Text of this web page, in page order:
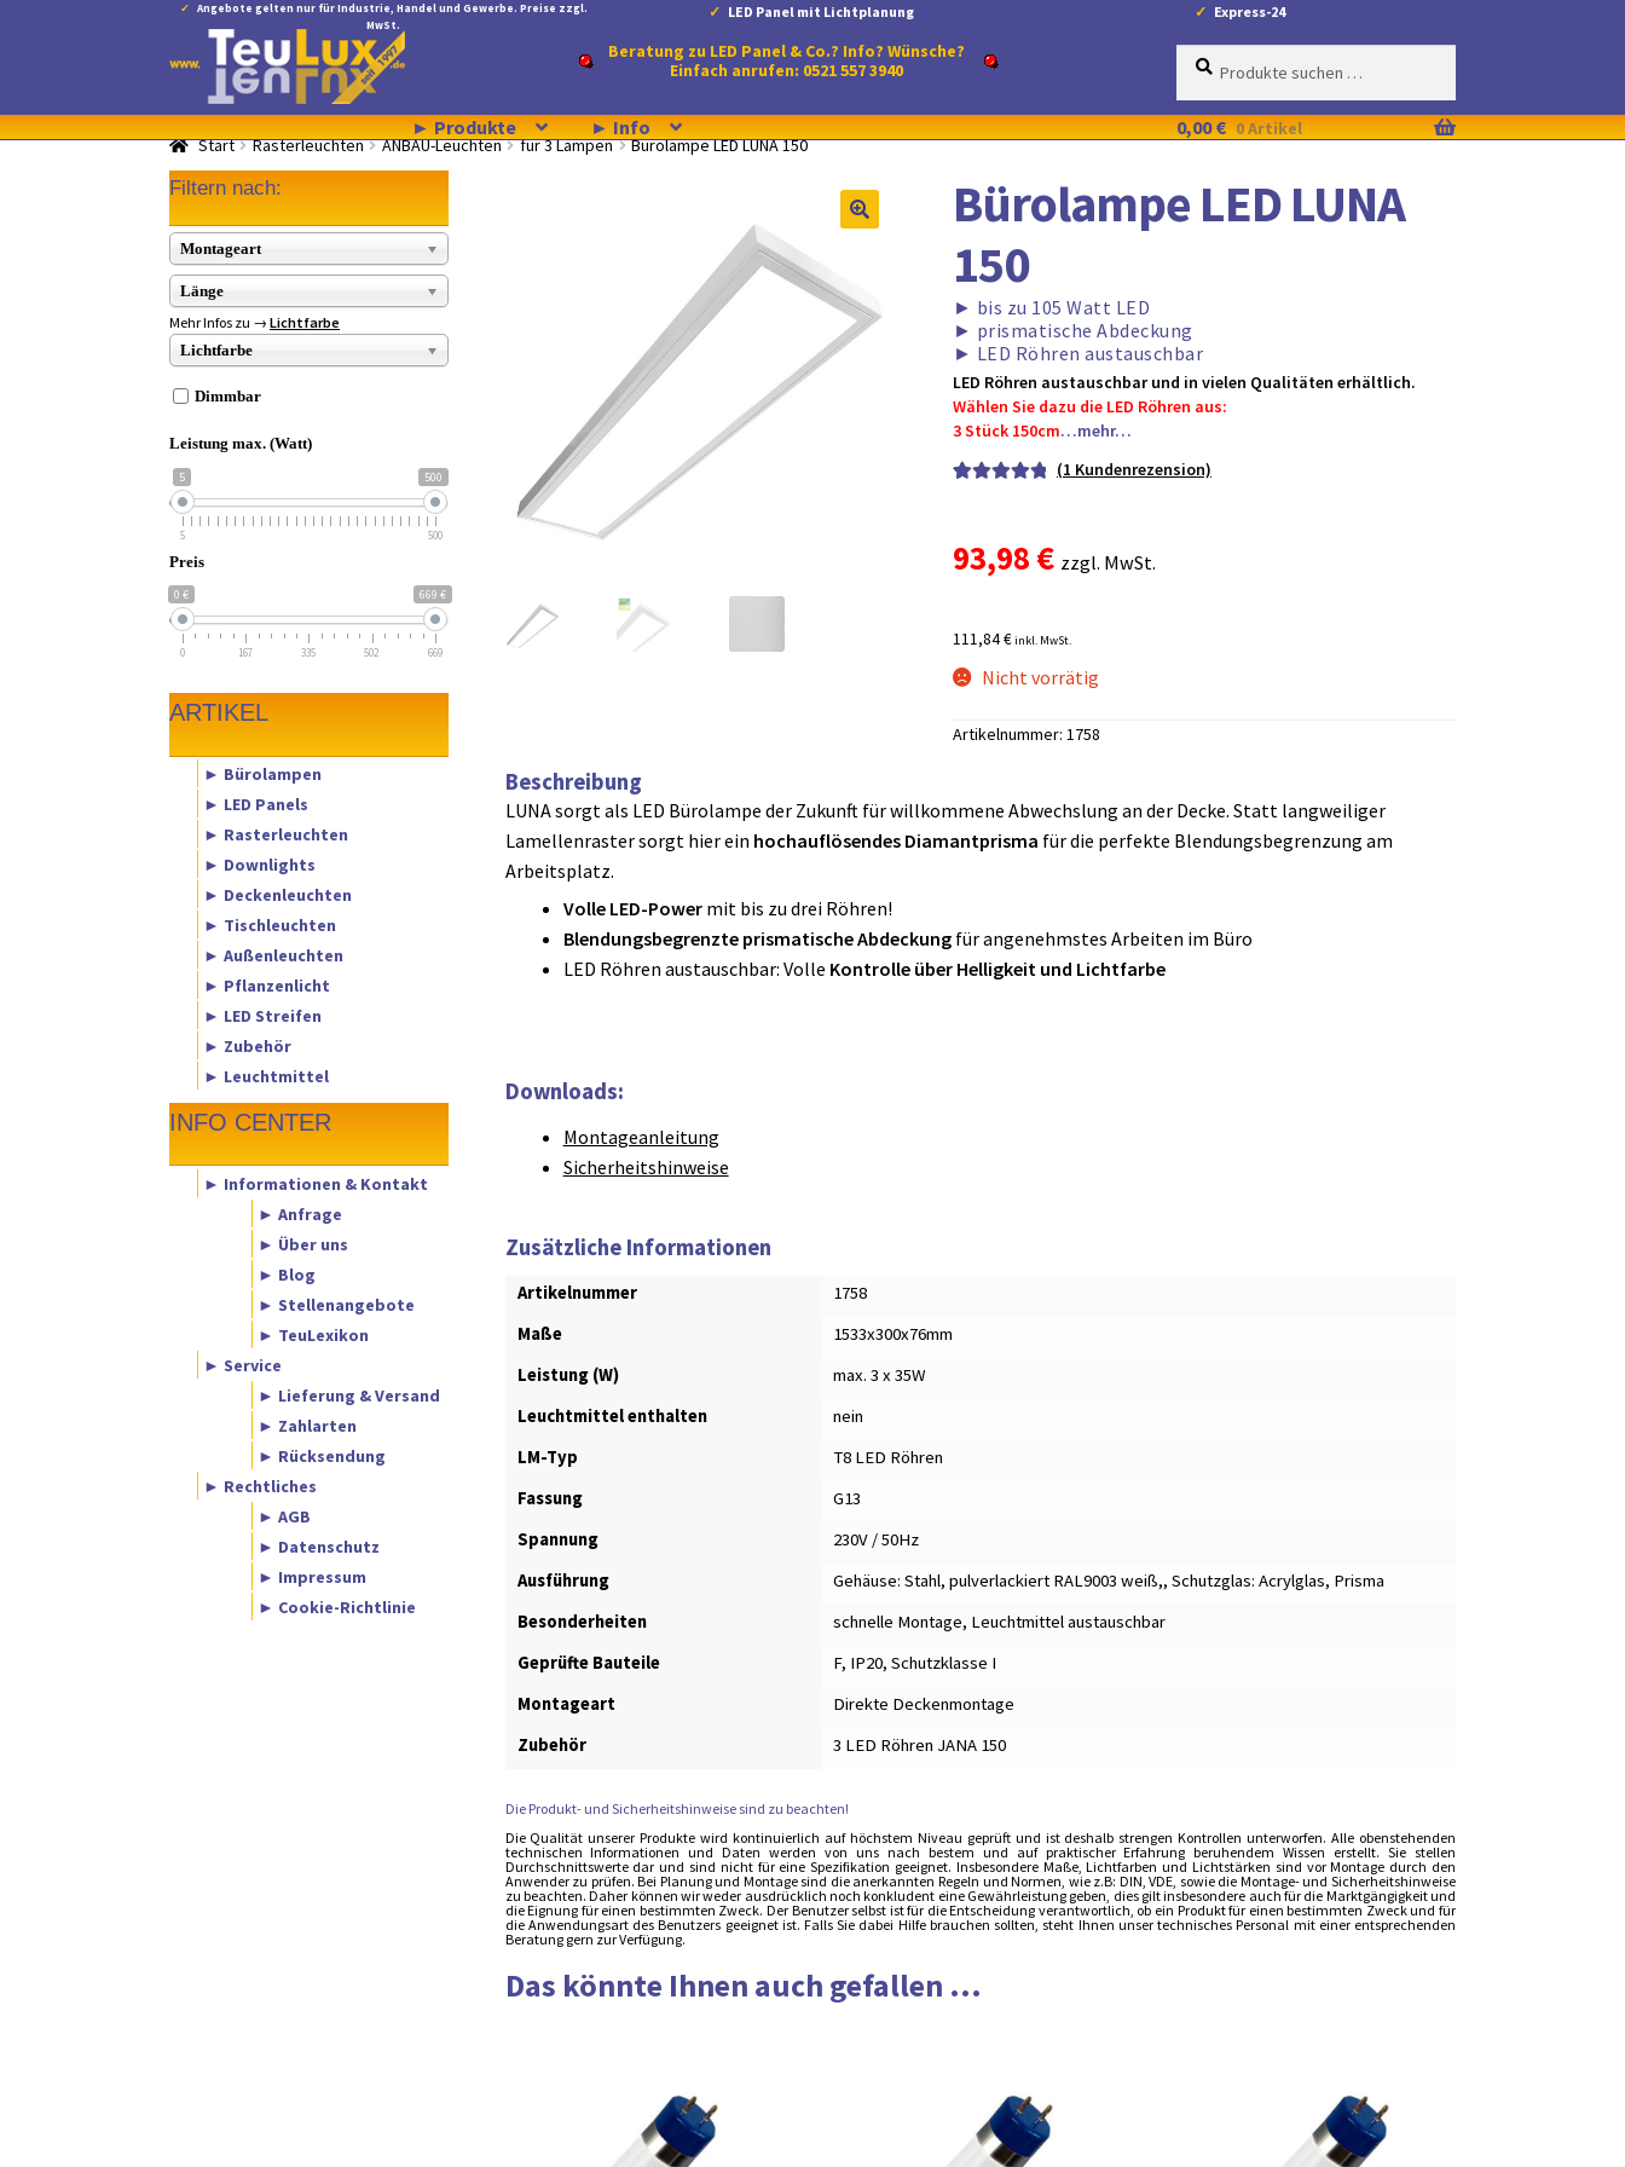
Angebote gelten nur für Industrie, Handel und Gewerbe. Preise zzgl.
MwSt.
LED Panel mit Lichtplanung Express-24
Navigation
springen
Inhalt
springen
Beratung zu LED Panel & Co.? Info? Wünsche?
Einfach anrufen: 0521 557 3940
Suche
Suchen
► Produkte ► Info 0,00€ 0 Artikel
Start Rasterleuchten ANBAU-Leuchten für 3 Lampen Bürolampe LED LUNA 150
Bürolampe LED LUNA
150
► bis zu 105 Watt LED
► prismatische Abdeckung
► LED Röhren austauschbar
LED Röhren austauschbar und in vielen Qualitäten erhältlich.
Wählen Sie dazu die LED Röhren aus:
3 Stück 150cm…mehr…
basierend auf
Kundenbewe
(1 Kundenrezension)
93,98 € zzgl. MwSt.
111,84 €inkl. MwSt.
Nicht vorrätig
Artikelnummer: 1758
Beschreibung
LUNA sorgt als LED Bürolampe der Zukunft für willkommene Abwechslung an der Decke. Statt langweiliger
Lamellenraster sorgt hier ein hochauflösendes Diamantprisma für die perfekte Blendungsbegrenzung am
Arbeitsplatz.
Volle LED-Power mit bis zu drei Röhren!
Blendungsbegrenzte prismatische Abdeckungfür angenehmstes Arbeiten im Büro
LED Röhren austauschbar: Volle Kontrolle über Helligkeit und Lichtfarbe
Downloads:
Montageanleitung
Sicherheitshinweise
Zusätzliche Informationen
Artikelnummer
1758
Maße
1533x300x76mm
Leistung (W)
max. 3 x 35W
Leuchtmittel enthalten
nein
LM-Typ
T8 LED Röhren
Fassung
G13
Spannung
230V / 50Hz
Ausführung
Gehäuse: Stahl, pulverlackiert RAL9003 weiß,, Schutzglas: Acrylglas, Prisma
Besonderheiten
schnelle Montage, Leuchtmittel austauschbar
Geprüfte Bauteile
F, IP20, Schutzklasse I
Montageart
Direkte Deckenmontage
Zubehör
3 LED Röhren JANA 150
Die Produkt- und Sicherheitshinweise sind zu beachten!
Die Qualität unserer Produkte wird kontinuierlich auf höchstem Niveau geprüft und ist deshalb strengen Kontrollen unterworfen. Alle obenstehenden
technischen Informationen und Daten werden von uns nach bestem und auf praktischer Erfahrung beruhendem Wissen erstellt. Sie stellen
Durchschnittswerte dar und sind nicht für eine Spezifikation geeignet. Insbesondere Maße, Lichtfarben und Lichtstärken sind vor Montage durch den
Anwender zu prüfen. Bei Planung und Montage sind die anerkannten Regeln und Normen, wie z.B: DIN, VDE, sowie die Montage- und Sicherheitshinweise
zu beachten. Daher können wir weder ausdrücklich noch konkludent eine Gewährleistung geben, dies gilt insbesondere auch für die Marktgängigkeit und
die Eignung für einen bestimmten Zweck. Der Benutzer selbst ist für die Entscheidung verantwortlich, ob ein Produkt für einen bestimmten Zweck und für
die Anwendungsart des Benutzers geeignet ist. Falls Sie dabei Hilfe brauchen sollten, steht Ihnen unser technisches Personal mit einer entsprechenden
Beratung gern zur Verfügung.
Das könnte Ihnen auch gefallen ...
Filtern nach:
Montageart
Länge
Mehr Infos zu →Lichtfarbe
Lichtfarbe
Dimmbar
Leistung max. (Watt)
5 500
5 500
Preis
0 € 669 €
0 167 335 502 669
ARTIKEL
► Bürolampen
► LED Panels
► Rasterleuchten
► Downlights
► Deckenleuchten
► Tischleuchten
► Außenleuchten
► Pflanzenlicht
► LED Streifen
► Zubehör
► Leuchtmittel
INFO CENTER
► Informationen & Kontakt
► Anfrage
► Über uns
► Blog
► Stellenangebote
► TeuLexikon
► Service
► Lieferung & Versand
► Zahlarten
► Rücksendung
► Rechtliches
► AGB
► Datenschutz
► Impressum
► Cookie-Richtlinie